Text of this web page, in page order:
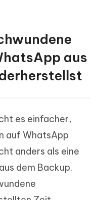
aus
es einfacher,
auf WhatsApp
anders als eine
dem Backup.